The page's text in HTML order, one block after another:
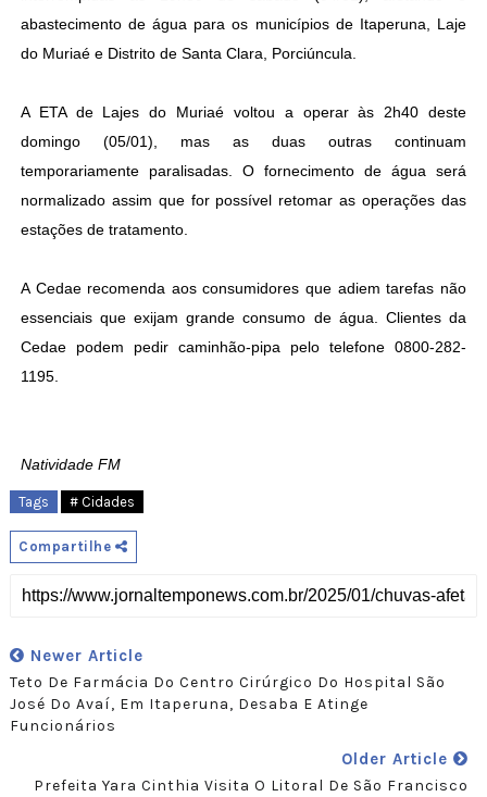
abastecimento de água para os municípios de Itaperuna, Laje
do Muriaé e Distrito de Santa Clara, Porciúncula.
A ETA de Lajes do Muriaé voltou a operar às 2h40 deste
domingo (05/01), mas as duas outras continuam
temporariamente paralisadas. O fornecimento de água será
normalizado assim que for possível retomar as operações das
estações de tratamento.
A Cedae recomenda aos consumidores que adiem tarefas não
essenciais que exijam grande consumo de água. Clientes da
Cedae podem pedir caminhão-pipa pelo telefone 0800-282-
1195.
Natividade FM
Tags # Cidades
Compartilhe
Newer Article
Teto De Farmácia Do Centro Cirúrgico Do Hospital São
José Do Avaí, Em Itaperuna, Desaba E Atinge
Funcionários
Older Article
Prefeita Yara Cinthia Visita O Litoral De São Francisco